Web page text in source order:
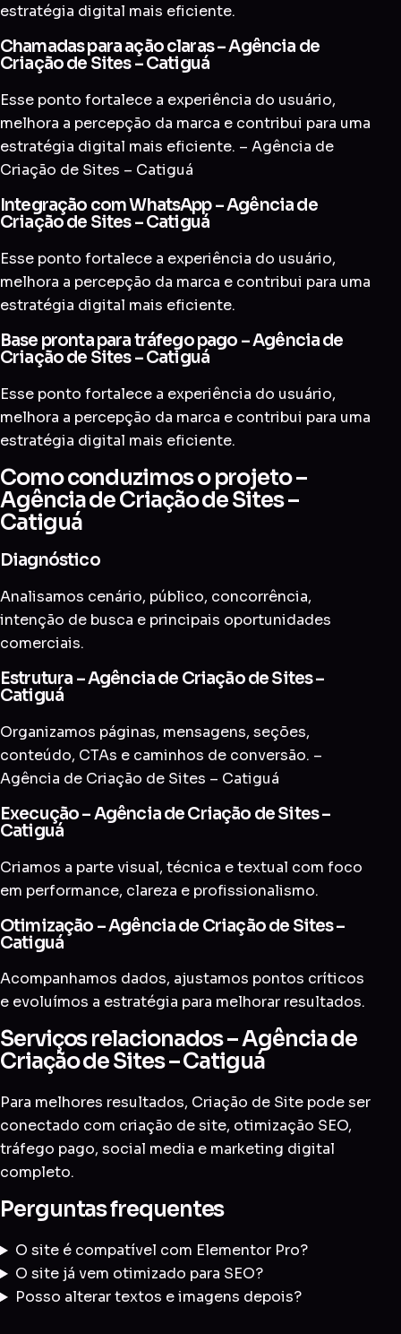
estratégia digital mais eficiente.
Chamadas para ação claras – Agência de
Criação de Sites – Catiguá
Esse ponto fortalece a experiência do usuário,
melhora a percepção da marca e contribui para uma
estratégia digital mais eficiente. – Agência de
Criação de Sites – Catiguá
Integração com WhatsApp – Agência de
Criação de Sites – Catiguá
Esse ponto fortalece a experiência do usuário,
melhora a percepção da marca e contribui para uma
estratégia digital mais eficiente.
Base pronta para tráfego pago – Agência de
Criação de Sites – Catiguá
Esse ponto fortalece a experiência do usuário,
melhora a percepção da marca e contribui para uma
estratégia digital mais eficiente.
Como conduzimos o projeto –
Agência de Criação de Sites –
Catiguá
Diagnóstico
Analisamos cenário, público, concorrência,
intenção de busca e principais oportunidades
comerciais.
Estrutura – Agência de Criação de Sites –
Catiguá
Organizamos páginas, mensagens, seções,
conteúdo, CTAs e caminhos de conversão. –
Agência de Criação de Sites – Catiguá
Execução – Agência de Criação de Sites –
Catiguá
Criamos a parte visual, técnica e textual com foco
em performance, clareza e profissionalismo.
Otimização – Agência de Criação de Sites –
Catiguá
Acompanhamos dados, ajustamos pontos críticos
e evoluímos a estratégia para melhorar resultados.
Serviços relacionados – Agência de
Criação de Sites – Catiguá
Para melhores resultados, Criação de Site pode ser
conectado com criação de site, otimização SEO,
tráfego pago, social media e marketing digital
completo.
Perguntas frequentes
O site é compatível com Elementor Pro?
O site já vem otimizado para SEO?
Posso alterar textos e imagens depois?